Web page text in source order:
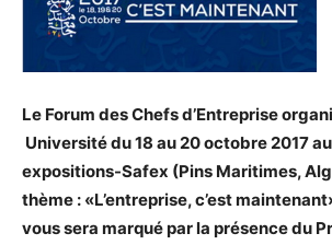
Le Forum des Chefs d’Entreprise
Université du 18 au 20 octobre 2017
expositions-Safex (Pins Maritimes,
thème : «L’entreprise, c’est
vous sera marqué par la présence du